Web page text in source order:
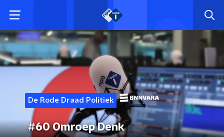
De Rode Draad Politiek
#60 Omroep Denk